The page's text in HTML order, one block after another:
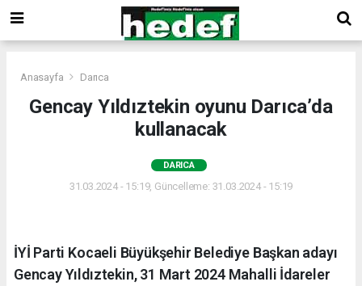
Anasayfa Darıca
Gencay Yıldıztekin oyunu Darıca’da
kullanacak
DARICA
31.03.2024 - 15:19, Güncelleme: 31.03.2024 - 15:19
İYİ Parti Kocaeli Büyükşehir Belediye Başkan adayı
Gencay Yıldıztekin, 31 Mart 2024 Mahalli İdareler